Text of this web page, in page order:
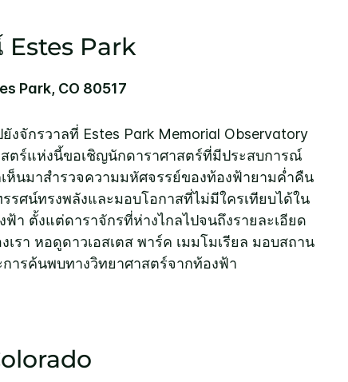
Park
Park, CO 80517
จักรวาลที่ Estes Park Memorial Observatory
ตร์แห่งนี้ขอเชิญนักดาราศาสตร์ที่มีประสบการณ์
ห็นมาสำรวจความมหัศจรรย์ของท้องฟ้ายามค่ำคืน
รศน์ทรงพลังและมอบโอกาสที่ไม่มีใครเทียบได้ใน
า ตั้งแต่ดาราจักรที่ห่างไกลไปจนถึงรายละเอียด
รา หอดูดาวเอสเตส พาร์ค เมมโมเรียล มอบสถาน
ารค้นพบทางวิทยาศาสตร์จากท้องฟ้า